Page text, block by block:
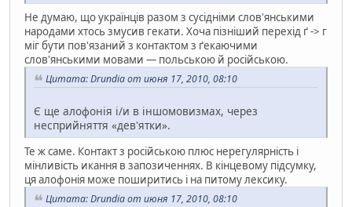
Не думаю, що українців разом з сусідніми слов'янськими
народами хтось змусив гекати. Хоча пізніший перехід ґ -> г
міг бути пов'язаний з контактом з ґекаючими
слов'янськими мовами — польською й російською.
Цитата: Drundia от июня 17, 2010, 08:10
Є ще алофонія і/и в іншомовизмах, через
несприйняття «дев'ятки».
Те ж саме. Контакт з російською плюс нерегулярність і
мінливість икання в запозиченнях. В кінцевому підсумку,
ця алофонія може поширитись і на питому лексику.
Цитата: Drundia от июня 17, 2010, 08:10